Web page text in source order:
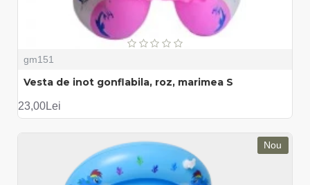
gm151
Vesta de inot gonflabila, roz, marimea S
23,00Lei
Nou